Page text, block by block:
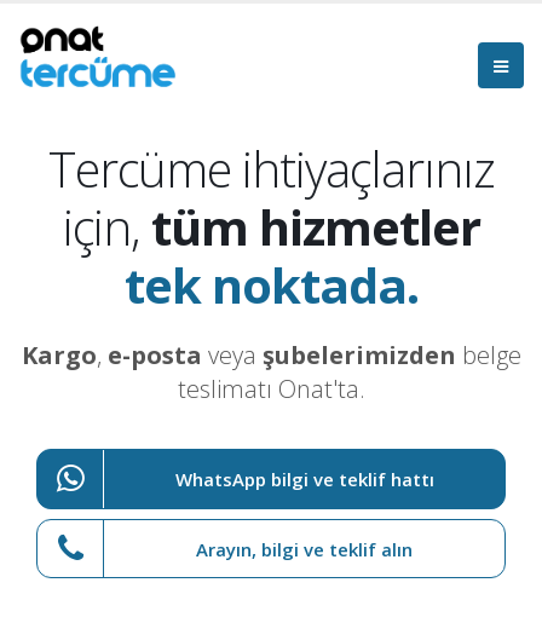
Tercüme ihtiyaçlarınız
için, tüm hizmetler
tek noktada.
Kargo, e-posta veya şubelerimizden belge
teslimatı Onat'ta.
WhatsApp bilgi ve teklif hattı
Arayın, bilgi ve teklif alın